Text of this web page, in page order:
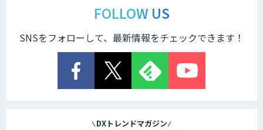
FOLLOW US
SNSをフォローして、最新情報をチェックできます！
DXトレンドマガジン